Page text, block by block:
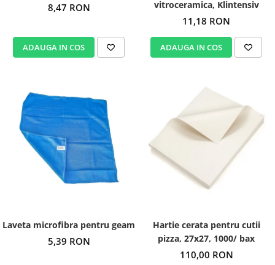
8,47 RON
ADAUGA IN COS
vitroceramica, Klintensiv
11,18 RON
ADAUGA IN COS
Laveta microfibra pentru geam
5,39 RON
Hartie cerata pentru cutii
pizza, 27x27, 1000/ bax
110,00 RON